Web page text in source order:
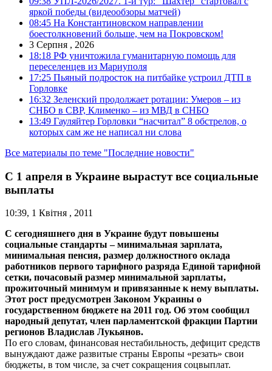
яркой победы (видеообзоры матчей)
08:45 На Константиновском направлении
боестолкновений больше, чем на Покровском!
3 Серпня , 2026
18:18 РФ уничтожила гуманитарную помощь для
переселенцев из Мариуполя
17:25 Пьяный подросток на питбайке устроил ДТП в
Горловке
16:32 Зеленский продолжает ротации: Умеров – из
СНБО в СВР, Клименко – из МВД в СНБО
13:49 Гауляйтер Горловки “насчитал” 8 обстрелов, о
которых сам же не написал ни слова
Все материалы по теме "Последние новости"
С 1 апреля в Украине вырастут все социальные
выплаты
10:39, 1 Квітня , 2011
С сегодняшнего дня в Украине будут повышены
социальные стандарты – минимальная зарплата,
минимальная пенсия, размер должностного оклада
работников первого тарифного разряда Единой тарифной
сетки, почасовый размер минимальной зарплаты,
прожиточный минимум и привязанные к нему выплаты.
Этот рост предусмотрен Законом Украины о
государственном бюджете на 2011 год. Об этом сообщил
народный депутат, член парламентской фракции Партии
регионов Владислав Лукьянов.
По его словам, финансовая нестабильность, дефицит средств
вынуждают даже развитые страны Европы «резать» свои
бюджеты, в том числе, за счет сокращения соцвыплат.